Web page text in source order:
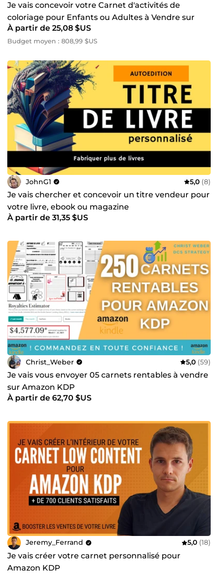
Je vais concevoir votre Carnet d'activités de
coloriage pour Enfants ou Adultes à Vendre sur
Amazon KDP
À partir de 25,08 $US
Budget moyen : 808,99 $US
JohnG1 5,0 (8)
Je vais chercher et concevoir un titre vendeur pour
votre livre, ebook ou magazine
À partir de 31,35 $US
Christ_Weber 5,0 (59)
Je vais vous envoyer 05 carnets rentables à vendre
sur Amazon KDP
À partir de 62,70 $US
Jeremy_Ferrand 5,0 (18)
Je vais créer votre carnet personnalisé pour
Amazon KDP